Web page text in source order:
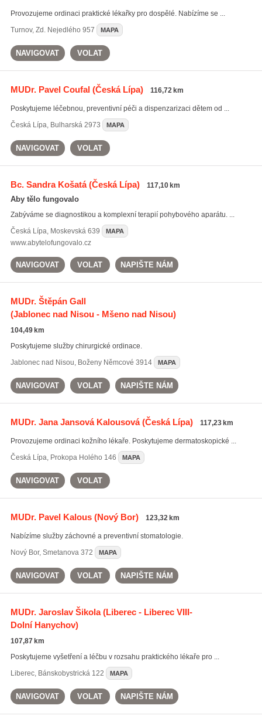
Provozujeme ordinaci praktické lékařky pro dospělé. Nabízíme se ...
Turnov, Zd. Nejedlého 957 MAPA
NAVIGOVAT VOLAT
MUDr. Pavel Coufal(Česká Lípa) 116,72 km
Poskytujeme léčebnou, preventivní péči a dispenzarizaci dětem od ...
Česká Lípa, Bulharská 2973 MAPA
NAVIGOVAT VOLAT
Bc. Sandra Košatá(Česká Lípa) 117,10 km
Aby tělo fungovalo
Zabýváme se diagnostikou a komplexní terapií pohybového aparátu. ...
Česká Lípa, Moskevská 639 MAPA
www.abytelofungovalo.cz
NAVIGOVAT VOLAT NAPIŠTE NÁM
MUDr. Štěpán Gall
(Jablonec nad Nisou - Mšeno nad Nisou)
104,49 km
Poskytujeme služby chirurgické ordinace.
Jablonec nad Nisou, Boženy Němcové 3914 MAPA
NAVIGOVAT VOLAT NAPIŠTE NÁM
MUDr. Jana Jansová Kalousová(Česká Lípa) 117,23 km
Provozujeme ordinaci kožního lékaře. Poskytujeme dermatoskopické ...
Česká Lípa, Prokopa Holého 146 MAPA
NAVIGOVAT VOLAT
MUDr. Pavel Kalous(Nový Bor) 123,32 km
Nabízíme služby záchovné a preventivní stomatologie.
Nový Bor, Smetanova 372 MAPA
NAVIGOVAT VOLAT NAPIŠTE NÁM
MUDr. Jaroslav Šikola(Liberec - Liberec VIII-
Dolní Hanychov)
107,87 km
Poskytujeme vyšetření a léčbu v rozsahu praktického lékaře pro ...
Liberec, Bánskobystrická 122 MAPA
NAVIGOVAT VOLAT NAPIŠTE NÁM